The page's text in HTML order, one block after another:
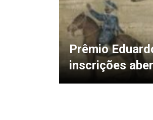
Prêmio
inscrições